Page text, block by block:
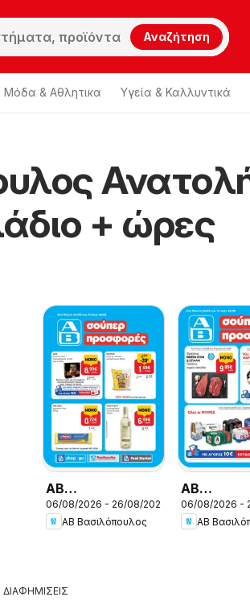
Αναζήτηση
Μόδα & Aθλητικα Υγεία & Καλλυντικά
+ ώρες
ΑΒ
Βασιλόπουλος -
Προσφορές vol.1
06/08/2026 - 26/08/2026
ΑΒ Βασιλόπουλος
ΑΒ
06/08/2026 -
ΑΒ
ΔΙΑΦΗΜΙΣΕΙΣ